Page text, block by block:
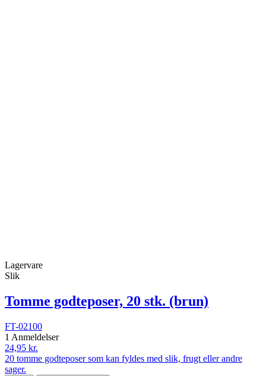
Lagervare
Slik
Tomme godteposer, 20 stk. (brun)
FT-02100
1 Anmeldelser
24,95 kr.
20 tomme godteposer som kan fyldes med slik, frugt eller andre
sager.